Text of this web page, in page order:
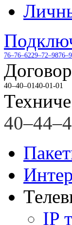
76–76–6229–72–98
40–40–0140-01-01
IP